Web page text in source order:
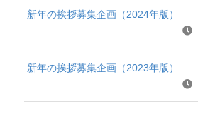
新年の挨拶募集企画（2024年版）
新年の挨拶募集企画（2023年版）